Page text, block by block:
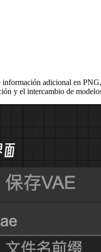
adicional en
y el intercambio de